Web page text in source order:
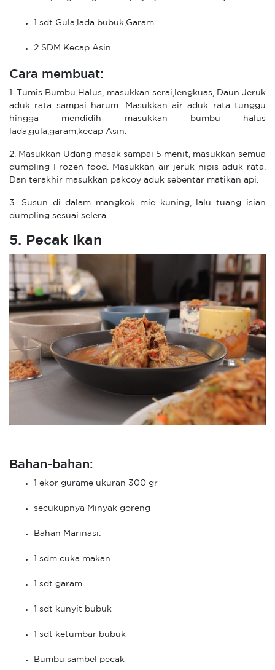
1 sdt Gula,lada bubuk,Garam
2 SDM Kecap Asin
Cara membuat:
1. Tumis Bumbu Halus, masukkan serai,lengkuas, Daun Jeruk
aduk rata sampai harum. Masukkan air aduk rata tunggu
hingga mendidih masukkan bumbu halus
lada,gula,garam,kecap Asin.
2. Masukkan Udang masak sampai 5 menit, masukkan semua
dumpling Frozen food. Masukkan air jeruk nipis aduk rata.
Dan terakhir masukkan pakcoy aduk sebentar matikan api.
3. Susun di dalam mangkok mie kuning, lalu tuang isian
dumpling sesuai selera.
5. Pecak Ikan
Bahan-bahan:
1 ekor gurame ukuran 300 gr
secukupnya Minyak goreng
Bahan Marinasi:
1 sdm cuka makan
1 sdt garam
1 sdt kunyit bubuk
1 sdt ketumbar bubuk
Bumbu sambel pecak